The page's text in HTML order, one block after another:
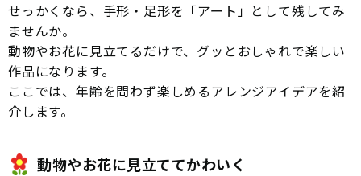
せっかくなら、手形・足形を「アート」として残してみ
ませんか。
動物やお花に見立てるだけで、グッとおしゃれで楽しい
作品になります。
ここでは、年齢を問わず楽しめるアレンジアイデアを紹
介します。
動物やお花に見立ててかわいく